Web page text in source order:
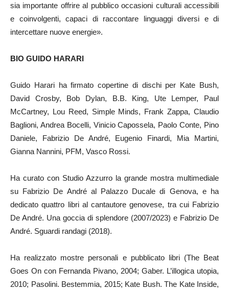
sia importante offrire al pubblico occasioni culturali accessibili
e coinvolgenti, capaci di raccontare linguaggi diversi e di
intercettare nuove energie».
BIO GUIDO HARARI
Guido Harari ha firmato copertine di dischi per Kate Bush,
David Crosby, Bob Dylan, B.B. King, Ute Lemper, Paul
McCartney, Lou Reed, Simple Minds, Frank Zappa, Claudio
Baglioni, Andrea Bocelli, Vinicio Capossela, Paolo Conte, Pino
Daniele, Fabrizio De André, Eugenio Finardi, Mia Martini,
Gianna Nannini, PFM, Vasco Rossi.
Ha curato con Studio Azzurro la grande mostra multimediale
su Fabrizio De André al Palazzo Ducale di Genova, e ha
dedicato quattro libri al cantautore genovese, tra cui Fabrizio
De André. Una goccia di splendore (2007/2023) e Fabrizio De
André. Sguardi randagi (2018).
Ha realizzato mostre personali e pubblicato libri (The Beat
Goes On con Fernanda Pivano, 2004; Gaber. L’illogica utopia,
2010; Pasolini. Bestemmia, 2015; Kate Bush. The Kate Inside,